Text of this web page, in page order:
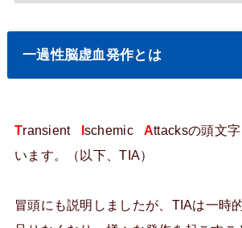
一過性脳虚血発作とは
Transient Ischemic Attacksの頭文
います。（以下、TIA）
冒頭にも説明しましたが、TIAは一時